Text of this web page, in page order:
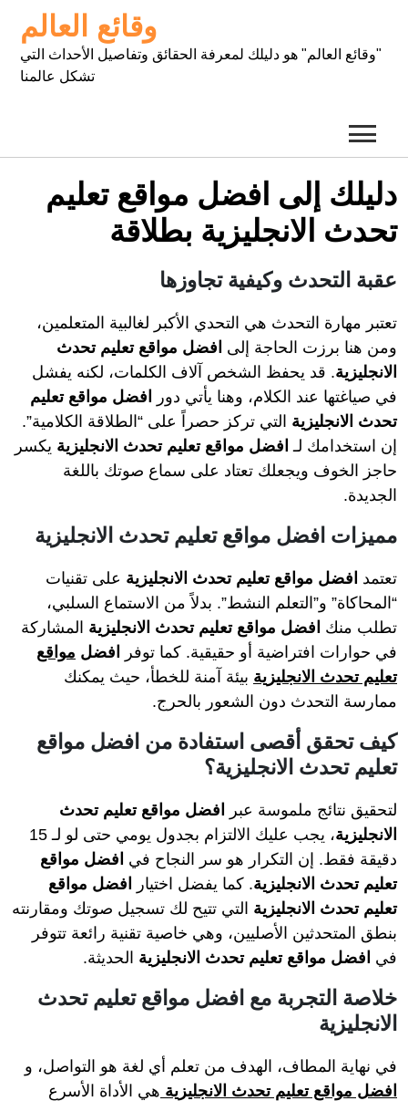
content
وقائع العالم
"وقائع العالم" هو دليلك لمعرفة الحقائق وتفاصيل الأحداث التي
تشكل عالمنا
دليلك إلى افضل مواقع تعليم
تحدث الانجليزية بطلاقة
عقبة التحدث وكيفية تجاوزها
تعتبر مهارة التحدث هي التحدي الأكبر لغالبية المتعلمين،
ومن هنا برزت الحاجة إلى افضل مواقع تعليم تحدث
الانجليزية. قد يحفظ الشخص آلاف الكلمات، لكنه يفشل
في صياغتها عند الكلام، وهنا يأتي دور
افضل مواقع تعليم
تحدث الانجليزية التي تركز حصراً على “الطلاقة الكلامية”.
إن استخدامك لـ افضل مواقع تعليم تحدث الانجليزية يكسر
حاجز الخوف ويجعلك تعتاد على سماع صوتك باللغة
الجديدة.
مميزات افضل مواقع تعليم تحدث الانجليزية
تعتمد افضل مواقع تعليم تحدث الانجليزية على تقنيات
“المحاكاة” و”التعلم النشط”. بدلاً من الاستماع السلبي،
تطلب منك افضل مواقع تعليم تحدث الانجليزية المشاركة
في حوارات افتراضية أو حقيقية. كما توفر
افضل مواقع
تعليم تحدث الانجليزية بيئة آمنة للخطأ، حيث يمكنك
ممارسة التحدث دون الشعور بالحرج.
كيف تحقق أقصى استفادة من افضل مواقع
تعليم تحدث الانجليزية؟
لتحقيق نتائج ملموسة عبر
افضل مواقع تعليم تحدث
الانجليزية
، يجب عليك الالتزام بجدول يومي حتى لو لـ 15
دقيقة فقط. إن التكرار هو سر النجاح في افضل مواقع
تعليم تحدث الانجليزية. كما يفضل اختيار
افضل مواقع
تعليم تحدث الانجليزية التي تتيح لك تسجيل صوتك ومقارنته
بنطق المتحدثين الأصليين، وهي خاصية تقنية رائعة تتوفر
في افضل مواقع تعليم تحدث الانجليزية الحديثة.
خلاصة التجربة مع افضل مواقع تعليم تحدث
الانجليزية
في نهاية المطاف، الهدف من تعلم أي لغة هو التواصل، و
افضل مواقع تعليم تحدث الانجليزية هي الأداة الأسرع